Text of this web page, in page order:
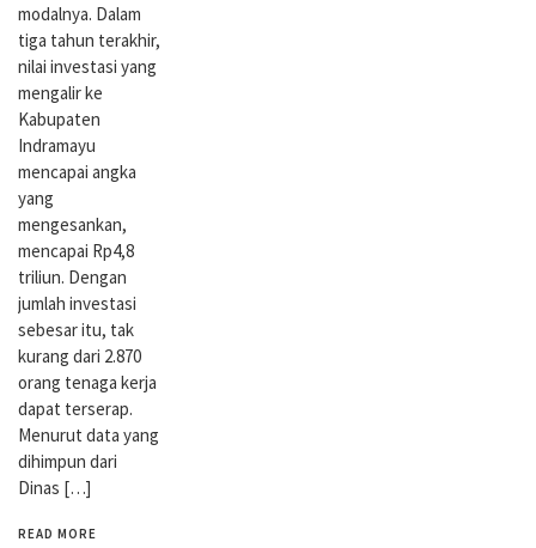
modalnya. Dalam
tiga tahun terakhir,
nilai investasi yang
mengalir ke
Kabupaten
Indramayu
mencapai angka
yang
mengesankan,
mencapai Rp4,8
triliun. Dengan
jumlah investasi
sebesar itu, tak
kurang dari 2.870
orang tenaga kerja
dapat terserap.
Menurut data yang
dihimpun dari
Dinas […]
READ MORE